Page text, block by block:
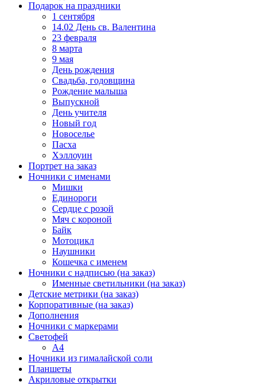
Подарок на праздники
1 сентября
14.02 День св. Валентина
23 февраля
8 марта
9 мая
День рождения
Свадьба, годовщина
Рождение малыша
Выпускной
День учителя
Новый год
Новоселье
Пасха
Хэллоуин
Портрет на заказ
Ночники с именами
Мишки
Единороги
Сердце с розой
Мяч с короной
Байк
Мотоцикл
Наушники
Кошечка с именем
Ночники с надписью (на заказ)
Именные светильники (на заказ)
Детские метрики (на заказ)
Корпоративные (на заказ)
Дополнения
Ночники с маркерами
Светофей
А4
Ночники из гималайской соли
Планшеты
Акриловые открытки